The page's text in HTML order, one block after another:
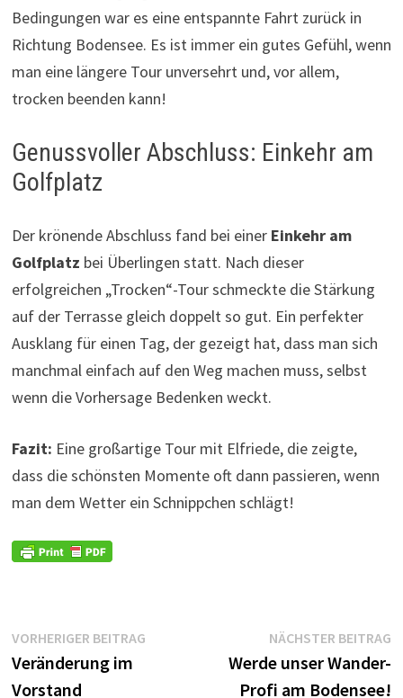
Bedingungen war es eine entspannte Fahrt zurück in
Richtung Bodensee. Es ist immer ein gutes Gefühl, wenn
man eine längere Tour unversehrt und, vor allem,
trocken beenden kann!
Genussvoller Abschluss: Einkehr am
Golfplatz
Der krönende Abschluss fand bei einer Einkehr am
Golfplatz bei Überlingen statt. Nach dieser
erfolgreichen „Trocken“-Tour schmeckte die Stärkung
auf der Terrasse gleich doppelt so gut. Ein perfekter
Ausklang für einen Tag, der gezeigt hat, dass man sich
manchmal einfach auf den Weg machen muss, selbst
wenn die Vorhersage Bedenken weckt.
Fazit: Eine großartige Tour mit Elfriede, die zeigte,
dass die schönsten Momente oft dann passieren, wenn
man dem Wetter ein Schnippchen schlägt!
Beitragsnavigation
VORHERIGER BEITRAGVorheriger
Veränderung im
Vorstand
NÄCHSTER BEITRAG
Werde unser Wander-
Profi am Bodensee!